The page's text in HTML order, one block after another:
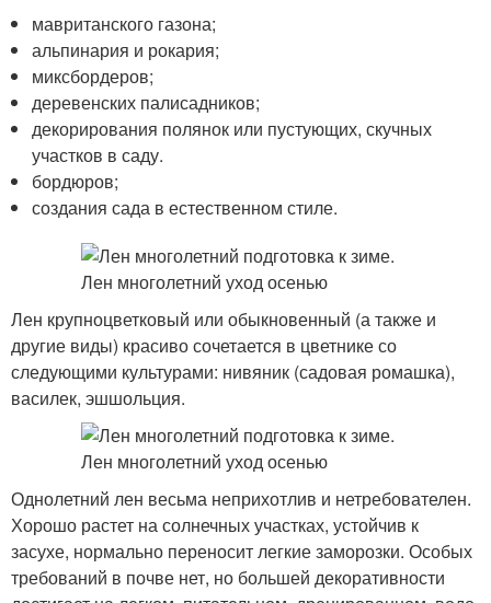
мавританского газона;
альпинария и рокария;
миксбордеров;
деревенских палисадников;
декорирования полянок или пустующих, скучных
участков в саду.
бордюров;
создания сада в естественном стиле.
Лен крупноцветковый или обыкновенный (а также и
другие виды) красиво сочетается в цветнике со
следующими культурами: нивяник (садовая ромашка),
василек, эшшольция.
Однолетний лен весьма неприхотлив и нетребователен.
Хорошо растет на солнечных участках, устойчив к
засухе, нормально переносит легкие заморозки. Особых
требований в почве нет, но большей декоративности